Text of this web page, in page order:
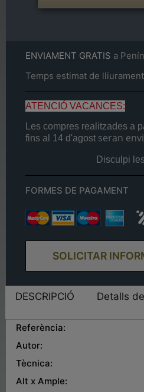
ENVIAMENT GRATIS a
Temps estimat de
ATENCIÓ VACANCES:
Les compres realitzades a
fins al 14 d'agost seran
Disculpi
FORMES DE PAGAMENT
SOLICITAR
DESCRIPCIÓ Detalls
Referència:
Autor:
Tècnica:
Alt x Ample: